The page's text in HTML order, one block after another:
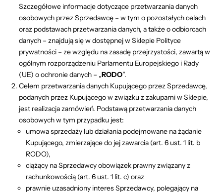
Szczegółowe informacje dotyczące przetwarzania danych
osobowych przez Sprzedawcę – w tym o pozostałych celach
oraz podstawach przetwarzania danych, a także o odbiorcach
danych – znajdują się w dostępnej w Sklepie Polityce
prywatności – ze względu na zasadę przejrzystości, zawartą w
ogólnym rozporządzeniu Parlamentu Europejskiego i Rady
(UE) o ochronie danych – „RODO”.
Celem przetwarzania danych Kupującego przez Sprzedawcę,
podanych przez Kupującego w związku z zakupami w Sklepie,
jest realizacja zamówień. Podstawą przetwarzania danych
osobowych w tym przypadku jest:
umowa sprzedaży lub działania podejmowane na żądanie
Kupującego, zmierzające do jej zawarcia (art. 6 ust. 1 lit. b
RODO),
ciążący na Sprzedawcy obowiązek prawny związany z
rachunkowością (art. 6 ust. 1 lit. c) oraz
prawnie uzasadniony interes Sprzedawcy, polegający na